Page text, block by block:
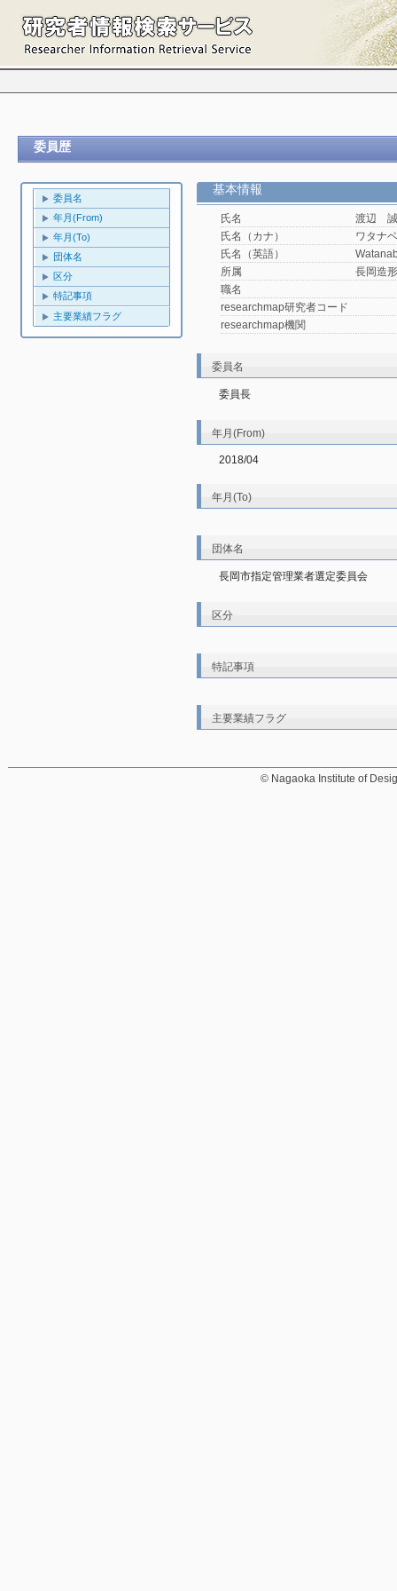
委員歴
委員名
年月(From)
年月(To)
団体名
区分
特記事項
主要業績フラグ
基本情報
氏名
渡辺
氏名（カナ）
ワタナ
氏名（英語）
所属
長岡造
職名
researchmap研究者コード
researchmap機関
委員名
委員長
年月(From)
2018/04
年月(To)
団体名
長岡市指定管理業者選定委員会
区分
特記事項
主要業績フラグ